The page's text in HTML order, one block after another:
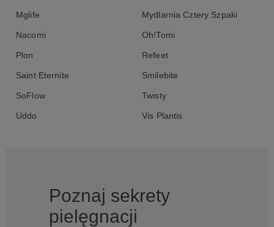
Mglife Mydlarnia Cztery Szpaki
Nacomi Oh!Tomi
Plon Refeet
Saint Eternite Smilebite
SoFlow Twisty
Uddo Vis Plantis
Poznaj sekrety
pielęgnacji